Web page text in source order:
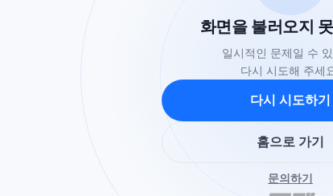
화면을 불러오지
일시적인 문제일 수
다시 시도해 주세
다시 시도하기
홈으로 가기
문의하기